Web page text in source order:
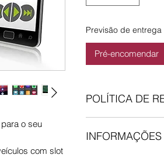
o seu
com slot
Previsão de
Pré-encomendar
POLÍTICA DE
não está